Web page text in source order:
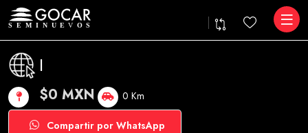
|
$0 MXN 0 Km
Compartir por WhatsApp